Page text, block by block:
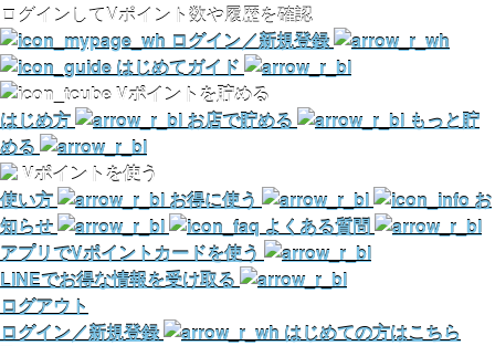
ログインしてVポイント数や履歴を確認
ログイン／新規登録
はじめてガイド
Vポイントを貯める
はじめ方
お店で貯める
もっと貯
める
Vポイントを使う
使い方
お得に使う
お
知らせ
よくある質問
アプリでVポイントカードを使う
LINEでお得な情報を受け取る
ログアウト
ログイン／新規登録
はじめての方はこちら